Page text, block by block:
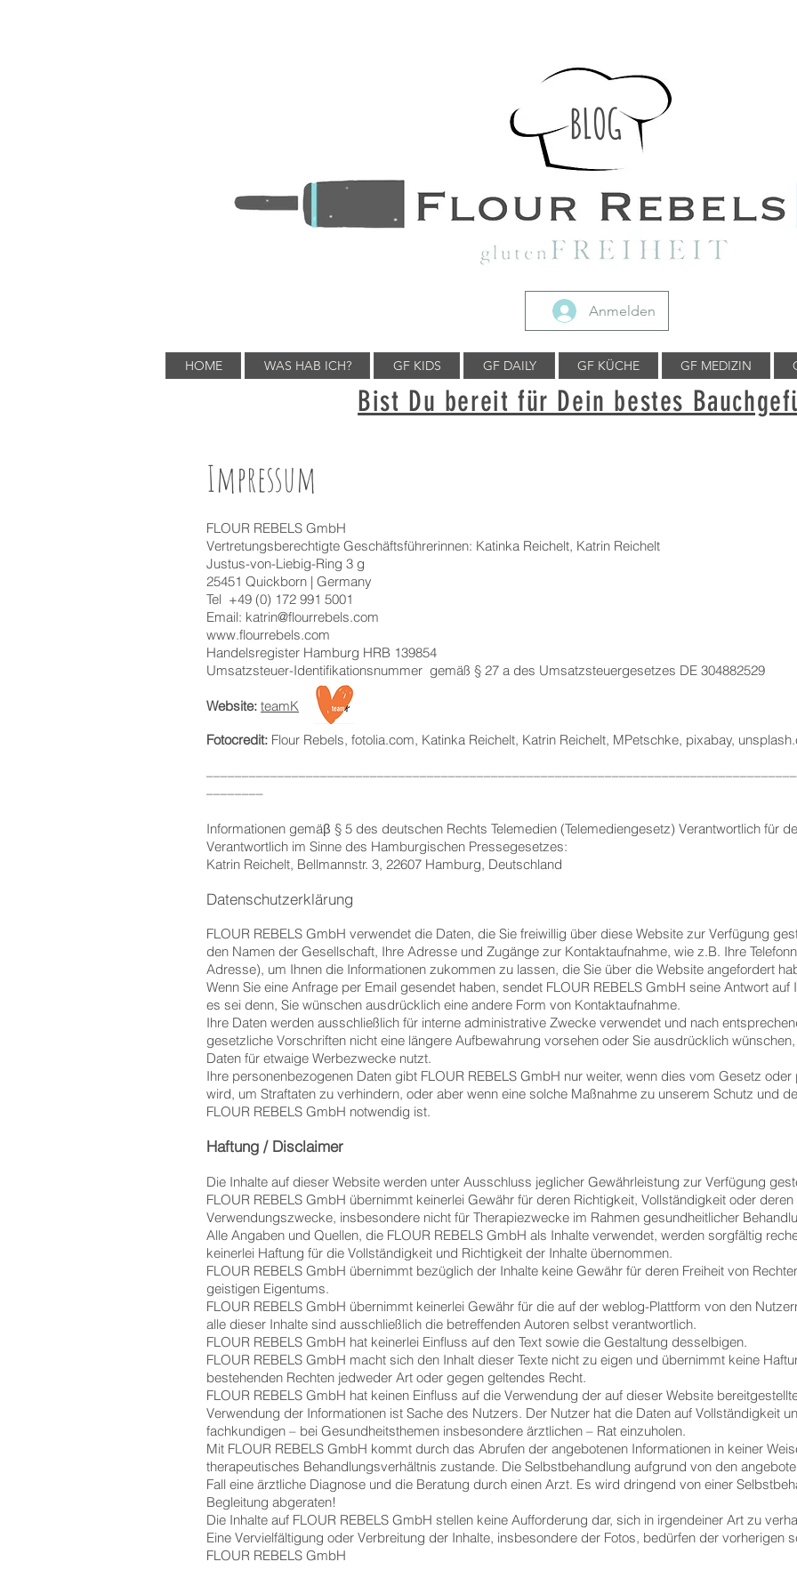
BLOG
Anmelden
HOME WAS HAB ICH? GF KIDS GF DAILY GF KÜCHE GF MEDIZIN
Bist Du bereit für Dein bestes
Impressum
FLOUR REBELS GmbH
Vertretungsberechtigte Geschäftsführerinnen: Katinka Reichelt, Katrin Reichelt
Justus-von-Liebig-Ring 3 g
25451 Quickborn | Germany
Tel +49 (0) 172 991 5001
Email: katrin@flourrebels.com
www.flourrebels.com
Handelsregister Hamburg HRB 139854
Umsatzsteuer-Identifikationsnummer gemäß § 27 a des Umsatzsteuergesetzes DE 304882529
Website: teamK
Fotocredit: Flour Rebels, fotolia.com, Katinka Reichelt, Katrin Reichelt, MPetschke, pixabay, u
––––––––
Informationen gemäβ § 5 des deutschen Rechts Telemedien (Telemediengesetz) Verantwortlich für
Verantwortlich im Sinne des Hamburgischen Pressegesetzes:
Katrin Reichelt, Bellmannstr. 3, 22607 Hamburg, Deutschland
Datenschutzerklärung
FLOUR REBELS GmbH verwendet die Daten, die Sie freiwillig über diese Website zur Verfügung
den Namen der Gesellschaft, Ihre Adresse und Zugänge zur Kontaktaufnahme, wie z.B. Ihre
Adresse), um Ihnen die Informationen zukommen zu lassen, die Sie über die Website angefordert
Wenn Sie eine Anfrage per Email gesendet haben, sendet FLOUR REBELS GmbH seine Antwort
es sei denn, Sie wünschen ausdrücklich eine andere Form von Kontaktaufnahme.
Ihre Daten werden ausschließlich für interne administrative Zwecke verwendet und nach
gesetzliche Vorschriften nicht eine längere Aufbewahrung vorsehen oder Sie ausdrücklich
Daten für etwaige Werbezwecke nutzt.
Ihre personenbezogenen Daten gibt FLOUR REBELS GmbH nur weiter, wenn dies vom Gesetz
wird, um Straftaten zu verhindern, oder aber wenn eine solche Maßnahme zu unserem Schutz und
FLOUR REBELS GmbH notwendig ist.
Haftung / Disclaimer
Die Inhalte auf dieser Website werden unter Ausschluss jeglicher Gewährleistung zur Verfügung
FLOUR REBELS GmbH übernimmt keinerlei Gewähr für deren Richtigkeit, Vollständigkeit oder
Verwendungszwecke, insbesondere nicht für Therapiezwecke im Rahmen gesundheitlicher
Alle Angaben und Quellen, die FLOUR REBELS GmbH als Inhalte verwendet, werden sorgfältig
keinerlei Haftung für die Vollständigkeit und Richtigkeit der Inhalte übernommen.
FLOUR REBELS GmbH übernimmt bezüglich der Inhalte keine Gewähr für deren Freiheit von
geistigen Eigentums.
FLOUR REBELS GmbH übernimmt keinerlei Gewähr für die auf der weblog-Plattform von den
alle dieser Inhalte sind ausschließlich die betreffenden Autoren selbst verantwortlich.
FLOUR REBELS GmbH hat keinerlei Einfluss auf den Text sowie die Gestaltung desselbigen.
FLOUR REBELS GmbH macht sich den Inhalt dieser Texte nicht zu eigen und übernimmt keine
bestehenden Rechten jedweder Art oder gegen geltendes Recht.
FLOUR REBELS GmbH hat keinen Einfluss auf die Verwendung der auf dieser Website
Verwendung der Informationen ist Sache des Nutzers. Der Nutzer hat die Daten auf Vollständigkeit
fachkundigen – bei Gesundheitsthemen insbesondere ärztlichen – Rat einzuholen.
Mit FLOUR REBELS GmbH kommt durch das Abrufen der angebotenen Informationen in keiner
therapeutisches Behandlungsverhältnis zustande. Die Selbstbehandlung aufgrund von den
Fall eine ärztliche Diagnose und die Beratung durch einen Arzt. Es wird dringend von einer
Begleitung abgeraten!
Die Inhalte auf FLOUR REBELS GmbH stellen keine Aufforderung dar, sich in irgendeiner Art zu
Eine Vervielfältigung oder Verbreitung der Inhalte, insbesondere der Fotos, bedürfen der vorherigen
FLOUR REBELS GmbH